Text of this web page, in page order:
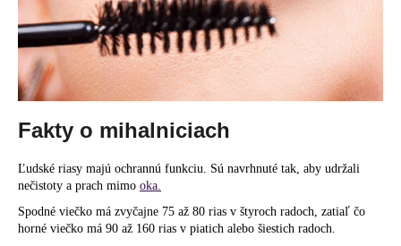
Fakty o mihalniciach
Ľudské riasy majú ochrannú funkciu. Sú navrhnuté tak, aby udržali
nečistoty a prach mimo oka.
Spodné viečko má zvyčajne 75 až 80 rias v štyroch radoch, zatiaľ čo
horné viečko má 90 až 160 rias v piatich alebo šiestich radoch.